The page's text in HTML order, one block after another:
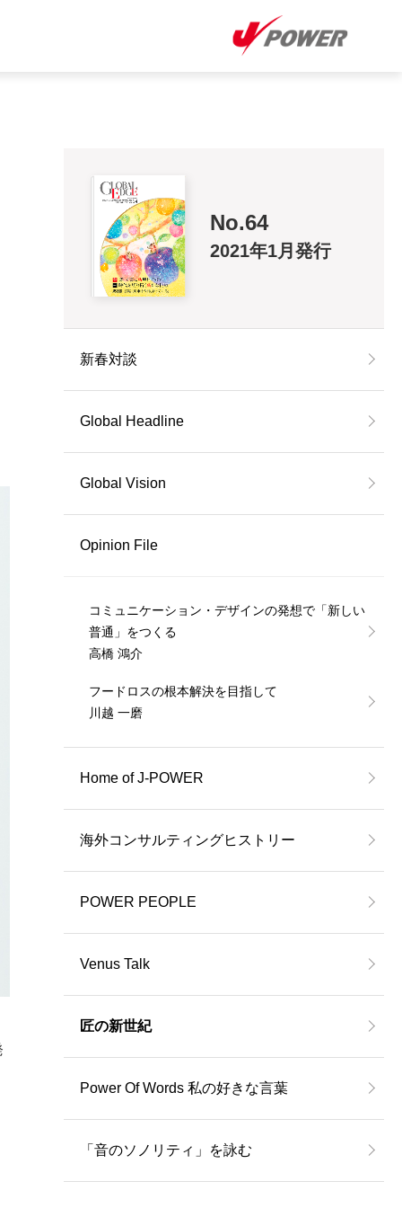
No.64
2021年1月発行
新春対談
Global Headline
Global Vision
Opinion File
コミュニケーション・デザインの発想で「新しい
普通」をつくる
高橋 鴻介
フードロスの根本解決を目指して
川越 一磨
Home of J-POWER
海外コンサルティングヒストリー
POWER PEOPLE
Venus Talk
匠の新世紀
Power Of Words 私の好きな言葉
「音のソノリティ」を詠む